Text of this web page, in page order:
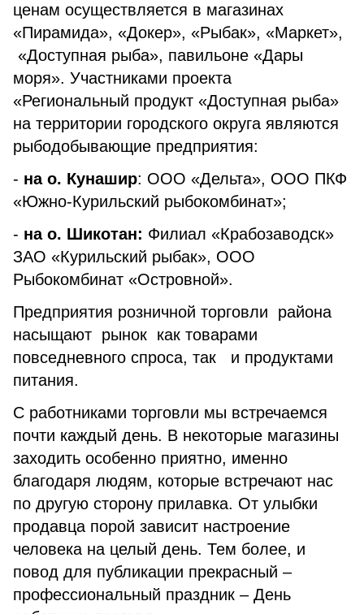
ценам осуществляется в магазинах
«Пирамида», «Докер», «Рыбак», «Маркет»,
«Доступная рыба», павильоне «Дары
моря». Участниками проекта
«Региональный продукт «Доступная рыба»
на территории городского округа являются
рыбодобывающие предприятия:
- на о. Кунашир: ООО «Дельта», ООО ПКФ
«Южно-Курильский рыбокомбинат»;
- на о. Шикотан: Филиал «Крабозаводск»
ЗАО «Курильский рыбак», ООО
Рыбокомбинат «Островной».
Предприятия розничной торговли района
насыщают рынок как товарами
повседневного спроса, так и продуктами
питания.
С работниками торговли мы встречаемся
почти каждый день. В некоторые магазины
заходить особенно приятно, именно
благодаря людям, которые встречают нас
по другую сторону прилавка. От улыбки
продавца порой зависит настроение
человека на целый день. Тем более, и
повод для публикации прекрасный –
профессиональный праздник – День